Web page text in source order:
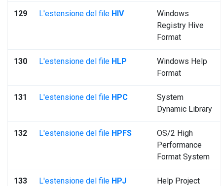
129 L'estensione del file HIV
Windows
Registry Hive
Format
130 L'estensione del file HLP
Windows Help
Format
131 L'estensione del file HPC
System
Dynamic Library
132 L'estensione del file HPFS
OS/2 High
Performance
Format System
133 L'estensione del file HPJ
Help Project